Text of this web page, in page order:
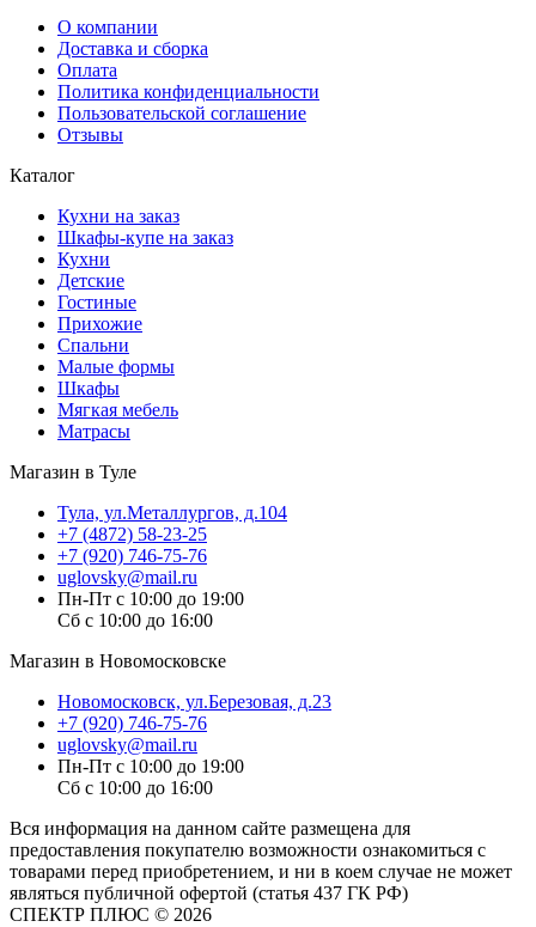
О компании
Доставка и сборка
Оплата
Политика конфиденциальности
Пользовательской соглашение
Отзывы
Каталог
Кухни на заказ
Шкафы-купе на заказ
Кухни
Детские
Гостиные
Прихожие
Спальни
Малые формы
Шкафы
Мягкая мебель
Матрасы
Магазин в Туле
Тула, ул.Металлургов, д.104
+7 (4872) 58-23-25
+7 (920) 746-75-76
uglovsky@mail.ru
Пн-Пт с 10:00 до 19:00
Сб с 10:00 до 16:00
Магазин в Новомосковске
Новомосковск, ул.Березовая, д.23
+7 (920) 746-75-76
uglovsky@mail.ru
Пн-Пт с 10:00 до 19:00
Сб с 10:00 до 16:00
Вся информация на данном сайте размещена для
предоставления покупателю возможности ознакомиться с
товарами перед приобретением, и ни в коем случае не может
являться публичной офертой (статья 437 ГК РФ)
СПЕКТР ПЛЮС © 2026